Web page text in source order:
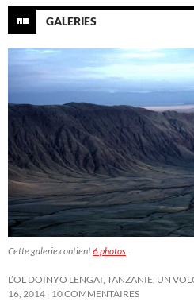
GALERIES
Cette galerie contient6 photos.
L’OL DOINYO LENGAI, TANZANIE, UN
16, 2014 10 COMMENTAIRES